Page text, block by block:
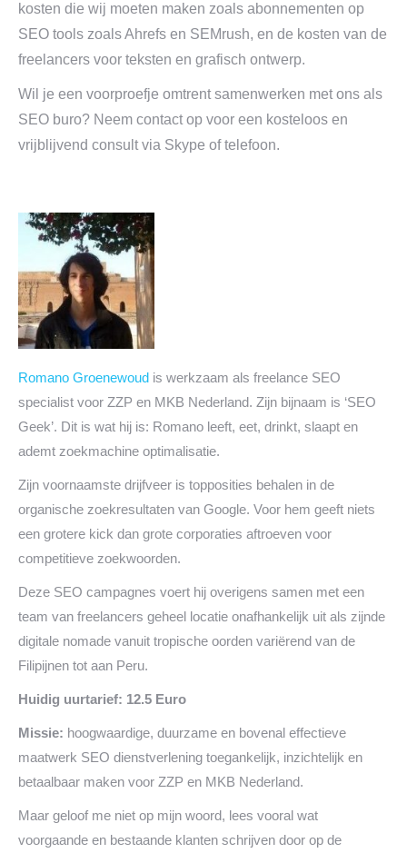
kosten die wij moeten maken zoals abonnementen op
SEO tools zoals Ahrefs en SEMrush, en de kosten van de
freelancers voor teksten en grafisch ontwerp.
Wil je een voorproefje omtrent samenwerken met ons als
SEO buro? Neem contact op voor een kosteloos en
vrijblijvend consult via Skype of telefoon.
Romano Groenewoud is werkzaam als freelance SEO
specialist voor ZZP en MKB Nederland. Zijn bijnaam is ‘SEO
Geek’. Dit is wat hij is: Romano leeft, eet, drinkt, slaapt en
ademt zoekmachine optimalisatie.
Zijn voornaamste drijfveer is topposities behalen in de
organische zoekresultaten van Google. Voor hem geeft niets
een grotere kick dan grote corporaties aftroeven voor
competitieve zoekwoorden.
Deze SEO campagnes voert hij overigens samen met een
team van freelancers geheel locatie onafhankelijk uit als zijnde
digitale nomade vanuit tropische oorden variërend van de
Filipijnen tot aan Peru.
Huidig uurtarief: 12.5 Euro
Missie: hoogwaardige, duurzame en bovenal effectieve
maatwerk SEO dienstverlening toegankelijk, inzichtelijk en
betaalbaar maken voor ZZP en MKB Nederland.
Maar geloof me niet op mijn woord, lees vooral wat
voorgaande en bestaande klanten schrijven door op de